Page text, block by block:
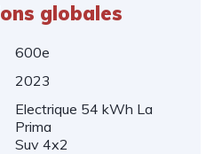
globales​
600e
2023
Electrique 54 kWh La
Prima
Suv 4x2